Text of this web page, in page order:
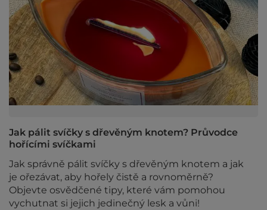
Jak pálit svíčky s dřevěným knotem? Průvodce
hořícími svíčkami
Jak správně pálit svíčky s dřevěným knotem a jak
je ořezávat, aby hořely čistě a rovnoměrně?
Objevte osvědčené tipy, které vám pomohou
vychutnat si jejich jedinečný lesk a vůni!